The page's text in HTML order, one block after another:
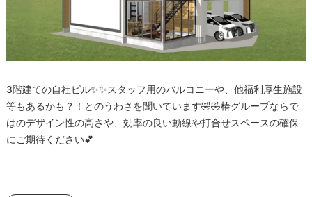
3階建ての自社ビル✨✨スタッフ用のバルコニーや、他福利厚生施設
等もあるかも？！とのうわさを聞いています🤣🤣椿グループならで
はのデザイン性の高さや、効率の良い動線や打合せスペースの確保
にご期待ください💕